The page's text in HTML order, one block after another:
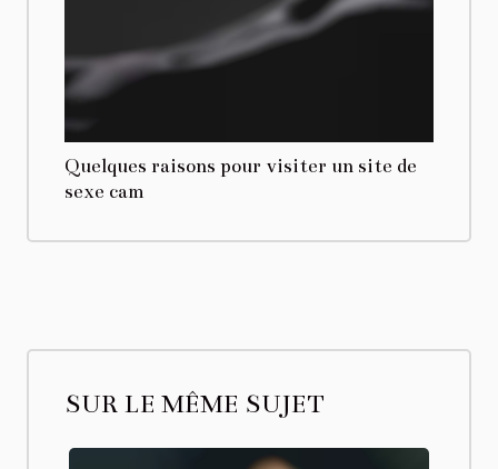
Quelques raisons pour visiter un site de
sexe cam
SUR LE MÊME SUJET